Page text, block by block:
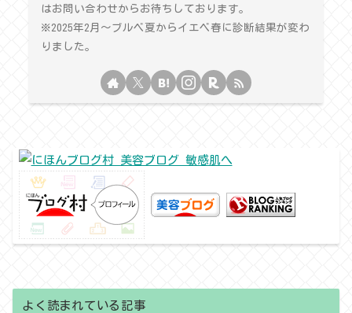
はお問い合わせからお待ちしております。
※2025年2月〜ブルベ夏からイエベ春に診断結果が変わ
りました。
よく読まれている記事